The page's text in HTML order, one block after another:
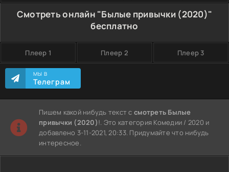
Смотреть онлайн "Былые привычки (2020)"
бесплатно
Плеер 1 Плеер 2 Плеер 3
МЫ В
Телеграм
Пишем какой нибудь текст ссмотреть Былые
привычки (2020)!. Это категория Комедии / 2020 и
добавлено 3-11-2021, 20:33. Придумайте что нибудь
интересное.